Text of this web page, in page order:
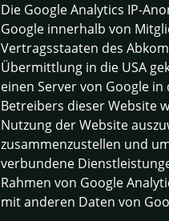
Die Google Analytics IP-
Google innerhalb von
Vertragsstaaten des
Übermittlung in die USA
einen Server von Google
Betreibers dieser Website
Nutzung der Website
zusammenzustellen und
verbundene
Rahmen von Google
mit anderen Daten von